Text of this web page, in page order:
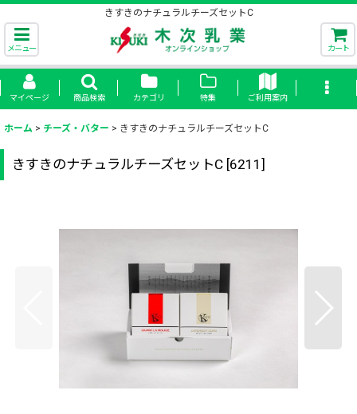
きすきのナチュラルチーズセットC
メニュー カート
マイページ 商品検索 カテゴリ 特集 ご利用案内
ホーム > チーズ・バター > きすきのナチュラルチーズセットC
きすきのナチュラルチーズセットC [6211 ]